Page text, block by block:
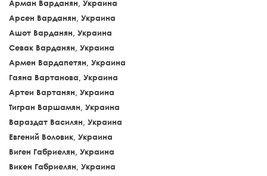
Арман Варданян, Украина
Арсен Варданян, Украина
Ашот Варданян, Украина
Севак Варданян, Украина
Армен Вардапетян, Украина
Гаяна Вартанова, Украина
Артеи Вартанян, Украина
Тигран Варшамян, Украина
Вараздат Василян, Украина
Евгений Воловик, Украина
Виген Габриелян, Украина
Викен Габриелян, Украина